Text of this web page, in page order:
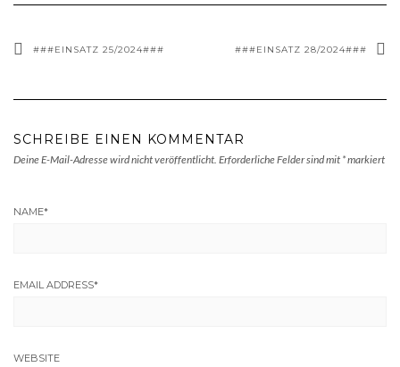
###EINSATZ 25/2024### ###EINSATZ 28/2024###
SCHREIBE EINEN KOMMENTAR
Deine E-Mail-Adresse wird nicht veröffentlicht. Erforderliche Felder sind mit *markiert
NAME*
EMAIL ADDRESS*
WEBSITE